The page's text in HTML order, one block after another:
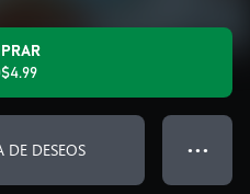
DE DESEOS ● ● ●